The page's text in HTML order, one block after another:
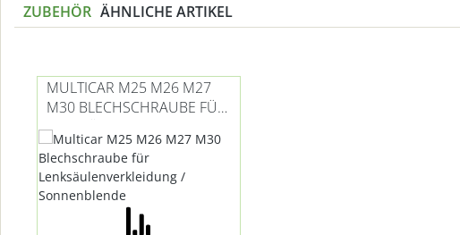
ZUBEHÖR ÄHNLICHE ARTIKEL
MULTICAR M25 M26 M27
M30 BLECHSCHRAUBE FÜR
LENKSÄULENVERKLEIDUNG
/ SONNENBLENDE